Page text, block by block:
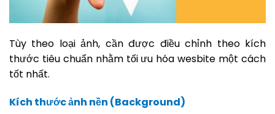
Tùy theo loại ảnh, cần được điều chỉnh theo kích
thước tiêu chuẩn nhằm tối ưu hóa wesbite một cách
tốt nhất.
Kích thước ảnh nền (Background)